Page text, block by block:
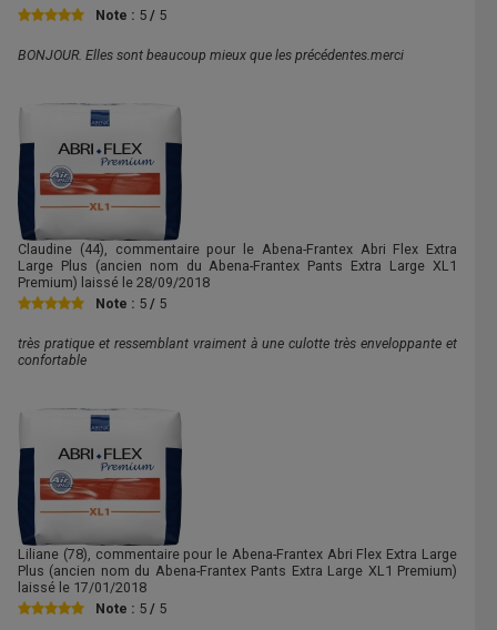
Note : 5 / 5
BONJOUR. Elles sont beaucoup mieux que les précédentes.merci
Claudine (44), commentaire pour le Abena-Frantex Abri Flex Extra
Large Plus (ancien nom du Abena-Frantex Pants Extra Large XL1
Premium) laissé le 28/09/2018
Note : 5 / 5
très pratique et ressemblant vraiment à une culotte très enveloppante et
confortable
Liliane (78), commentaire pour le Abena-Frantex Abri Flex Extra Large
Plus (ancien nom du Abena-Frantex Pants Extra Large XL1 Premium)
laissé le 17/01/2018
Note : 5 / 5